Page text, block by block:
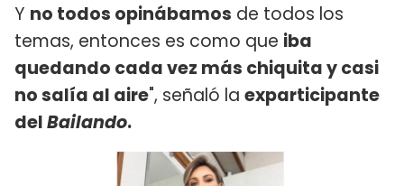
Y no todos opinábamos de todos los
temas, entonces es como que iba
quedando cada vez más chiquita y casi
no salía al aire", señaló la exparticipante
delBailando.